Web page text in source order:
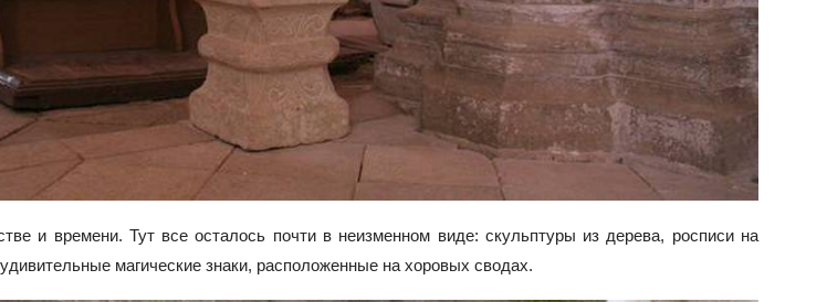
и времени. Тут все осталось почти в неизменном виде: скульптуры из дерева, росписи на
магические знаки, расположенные на хоровых сводах.